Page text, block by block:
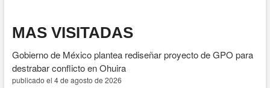
de
de
Jesús
MAS VISITADAS
Gobierno de México plantea rediseñar proyecto de GPO para
destrabar conflicto en Ohuira
publicado el 4 de agosto de 2026